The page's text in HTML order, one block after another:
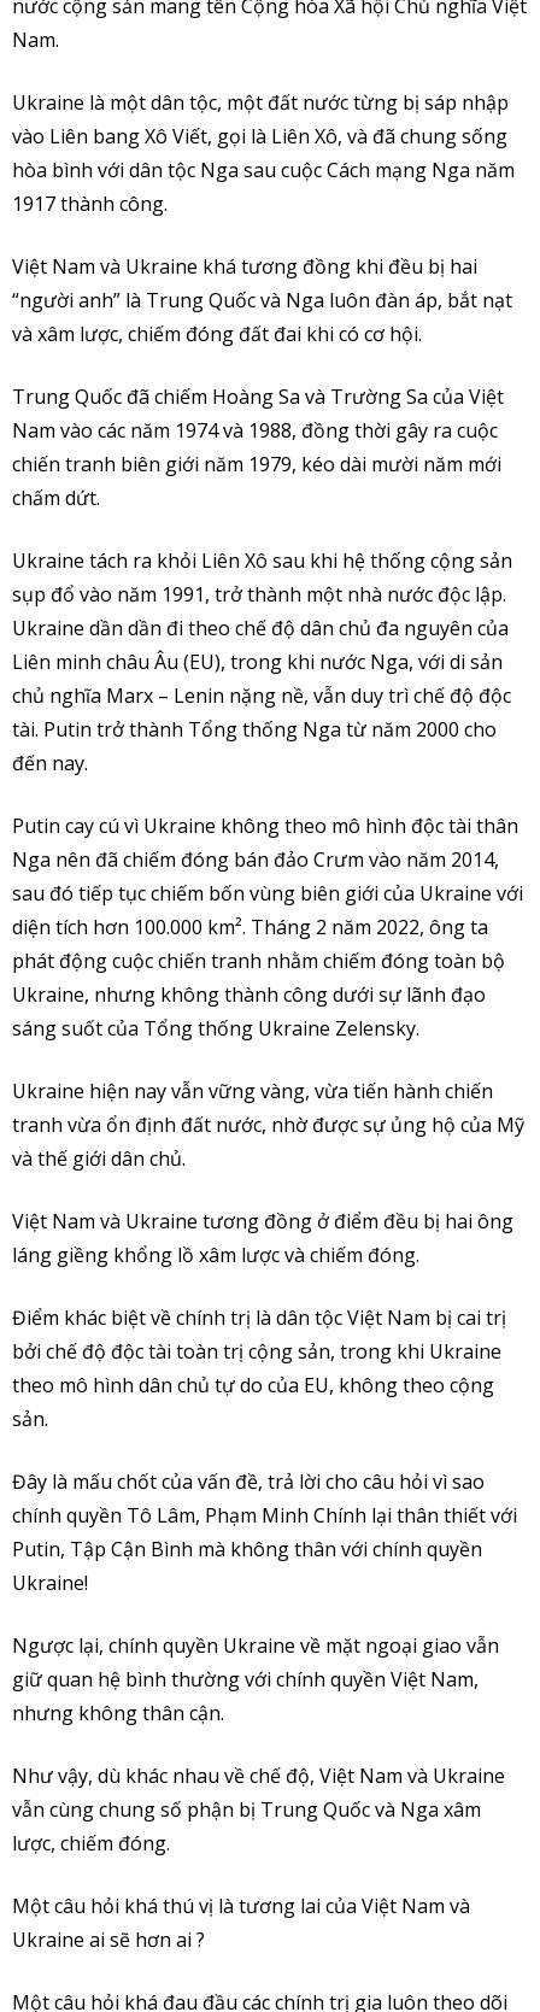
nước cộng sản mang tên Cộng hòa Xã hội Chủ nghĩa Việt
Nam.
Ukraine là một dân tộc, một đất nước từng bị sáp nhập
vào Liên bang Xô Viết, gọi là Liên Xô, và đã chung sống
hòa bình với dân tộc Nga sau cuộc Cách mạng Nga năm
1917 thành công.
Việt Nam và Ukraine khá tương đồng khi đều bị hai
“người anh” là Trung Quốc và Nga luôn đàn áp, bắt nạt
và xâm lược, chiếm đóng đất đai khi có cơ hội.
Trung Quốc đã chiếm Hoàng Sa và Trường Sa của Việt
Nam vào các năm 1974 và 1988, đồng thời gây ra cuộc
chiến tranh biên giới năm 1979, kéo dài mười năm mới
chấm dứt.
Ukraine tách ra khỏi Liên Xô sau khi hệ thống cộng sản
sụp đổ vào năm 1991, trở thành một nhà nước độc lập.
Ukraine dần dần đi theo chế độ dân chủ đa nguyên của
Liên minh châu Âu (EU), trong khi nước Nga, với di sản
chủ nghĩa Marx – Lenin nặng nề, vẫn duy trì chế độ độc
tài. Putin trở thành Tổng thống Nga từ năm 2000 cho
đến nay.
Putin cay cú vì Ukraine không theo mô hình độc tài thân
Nga nên đã chiếm đóng bán đảo Crưm vào năm 2014,
sau đó tiếp tục chiếm bốn vùng biên giới của Ukraine với
diện tích hơn 100.000 km². Tháng 2 năm 2022, ông ta
phát động cuộc chiến tranh nhằm chiếm đóng toàn bộ
Ukraine, nhưng không thành công dưới sự lãnh đạo
sáng suốt của Tổng thống Ukraine Zelensky.
Ukraine hiện nay vẫn vững vàng, vừa tiến hành chiến
tranh vừa ổn định đất nước, nhờ được sự ủng hộ của Mỹ
và thế giới dân chủ.
Việt Nam và Ukraine tương đồng ở điểm đều bị hai ông
láng giềng khổng lồ xâm lược và chiếm đóng.
Điểm khác biệt về chính trị là dân tộc Việt Nam bị cai trị
bởi chế độ độc tài toàn trị cộng sản, trong khi Ukraine
theo mô hình dân chủ tự do của EU, không theo cộng
sản.
Đây là mấu chốt của vấn đề, trả lời cho câu hỏi vì sao
chính quyền Tô Lâm, Phạm Minh Chính lại thân thiết với
Putin, Tập Cận Bình mà không thân với chính quyền
Ukraine!
Ngược lại, chính quyền Ukraine về mặt ngoại giao vẫn
giữ quan hệ bình thường với chính quyền Việt Nam,
nhưng không thân cận.
Như vậy, dù khác nhau về chế độ, Việt Nam và Ukraine
vẫn cùng chung số phận bị Trung Quốc và Nga xâm
lược, chiếm đóng.
Một câu hỏi khá thú vị là tương lai của Việt Nam và
Ukraine ai sẽ hơn ai ?
Một câu hỏi khá đau đầu các chính trị gia luôn theo dõi